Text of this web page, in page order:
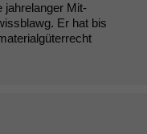
jahrelanger Mit-
Er hat bis